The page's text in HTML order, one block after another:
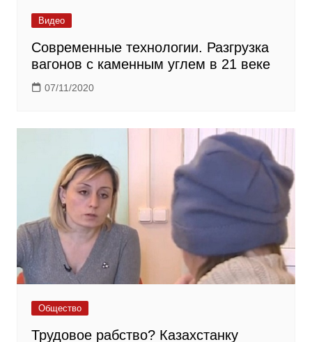
Видео
Современные технологии. Разгрузка
вагонов с каменным углем в 21 веке
07/11/2020
Общество
Трудовое рабство? Казахстанку